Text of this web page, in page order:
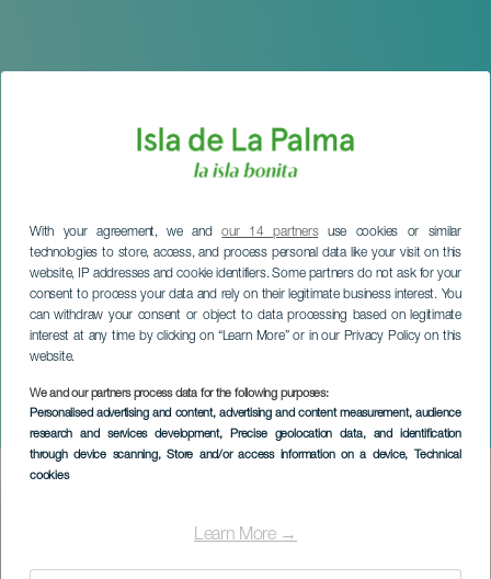
With your agreement, we andour 14 partnersuse cookies or similar
technologies to store, access, and process personal data like your visit on this
website, IP addresses and cookie identifiers. Some partners do not ask for your
consent to process your data and rely on their legitimate business interest. You
can withdraw your consent or object to data processing based on legitimate
interest at any time by clicking on “Learn More” or in our Privacy Policy on this
website.
We and our partners process data for the following purposes:
Personalised advertising and content, advertising and content measurement, audience
research and services development, Precise geolocation data, and identification
through device scanning, Store and/or access information on a device, Technical
cookies
Learn More →
Show de payasos, risas y
saltos
LA PALMA
Imagen